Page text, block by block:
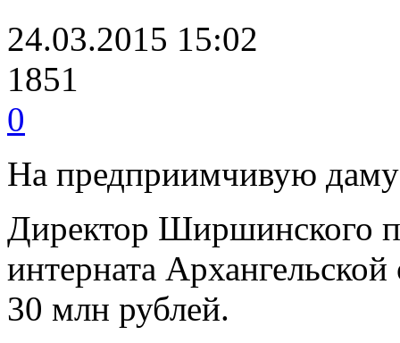
24.03.2015 15:02
1851
0
На предприимчивую даму
Директор Ширшинского
интерната Архангельской
30 млн рублей.